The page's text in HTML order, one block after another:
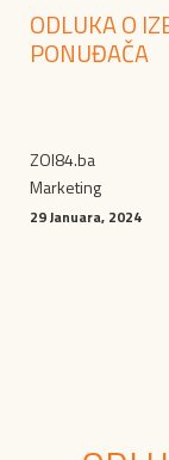
ODLUKA O
PONUĐAČA
ZOI84.ba
Marketing
29 Januara, 2024